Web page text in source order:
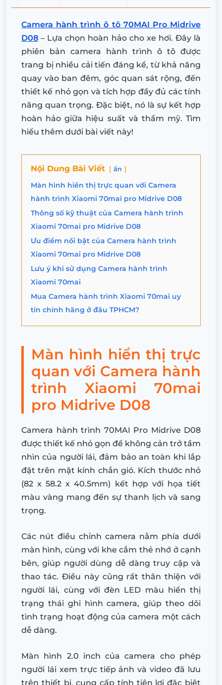
Camera hành trình ô tô 70MAI Pro Midrive
D08 – Lựa chọn hoàn hảo cho xe hơi. Đây là
phiên bản camera hành trình ô tô được
trang bị nhiều cải tiến đáng kể, từ khả năng
quay vào ban đêm, góc quan sát rộng, đến
thiết kế nhỏ gọn và tích hợp đầy đủ các tính
năng quan trọng. Đặc biệt, nó là sự kết hợp
hoàn hảo giữa hiệu suất và thẩm mỹ. Tìm
hiểu thêm dưới bài viết này!
Nội Dung Bài Viết ẩn
Màn hình hiển thị trực quan với Camera
hành trình Xiaomi 70mai pro Midrive D08
Thông số kỹ thuật của Camera hành trình
Xiaomi 70mai pro Midrive D08
Ưu điểm nổi bật của Camera hành trình
Xiaomi 70mai pro Midrive D08
Lưu ý khi sử dụng Camera hành trình
Xiaomi 70mai
Mua Camera hành trình Xiaomi 70mai uy
tín chính hãng ở đâu TPHCM?
Màn hình hiển thị trực
quan với Camera hành
trình Xiaomi 70mai
pro Midrive D08
Camera hành trình 70MAI Pro Midrive D08
được thiết kế nhỏ gọn để không cản trở tầm
nhìn của người lái, đảm bảo an toàn khi lắp
đặt trên mặt kính chắn gió. Kích thước nhỏ
(82 x 58.2 x 40.5mm) kết hợp với họa tiết
màu vàng mang đến sự thanh lịch và sang
trọng.
Các nút điều chỉnh camera nằm phía dưới
màn hình, cùng với khe cắm thẻ nhớ ở cạnh
bên, giúp người dùng dễ dàng truy cập và
thao tác. Điều này cũng rất thân thiện với
người lái, cùng với đèn LED màu hiển thị
trạng thái ghi hình camera, giúp theo dõi
tình trạng hoạt động của camera một cách
dễ dàng.
Màn hình 2.0 inch của camera cho phép
người lái xem trực tiếp ảnh và video đã lưu
trên thiết bị, cung cấp tính tiện lợi đặc biệt